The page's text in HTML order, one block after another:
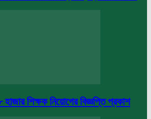
হাজার শিক্ষক নিয়োগের বিজ্ঞপ্তি প্রকাশ